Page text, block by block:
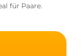
für Paare.